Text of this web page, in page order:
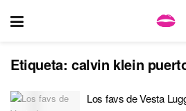
Etiqueta: calvin klein
Los favs de Vesta